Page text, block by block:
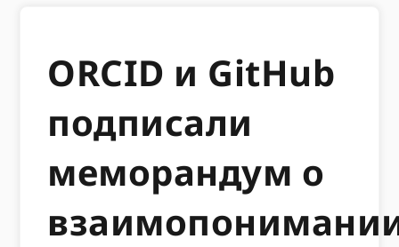
ORCID и GitHub
подписали
меморандум о